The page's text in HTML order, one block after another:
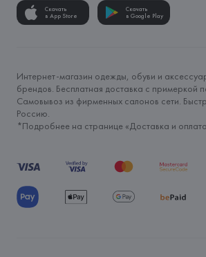
Скачать
в App Store
Скачать
в Google Play
Интернет-магазин одежды, обуви и
брендов. Бесплатная доставка с примеркой
Самовывоз из фирменных салонов сети.
Россию.
*Подробнее на странице «Доставка и оплата